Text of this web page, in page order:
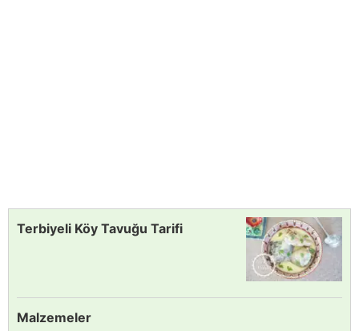
Terbiyeli Köy Tavuğu Tarifi
Malzemeler